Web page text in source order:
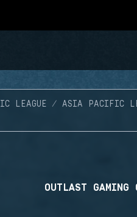
LEAGUE ASIA PACIFIC
OUTLAST GAMING